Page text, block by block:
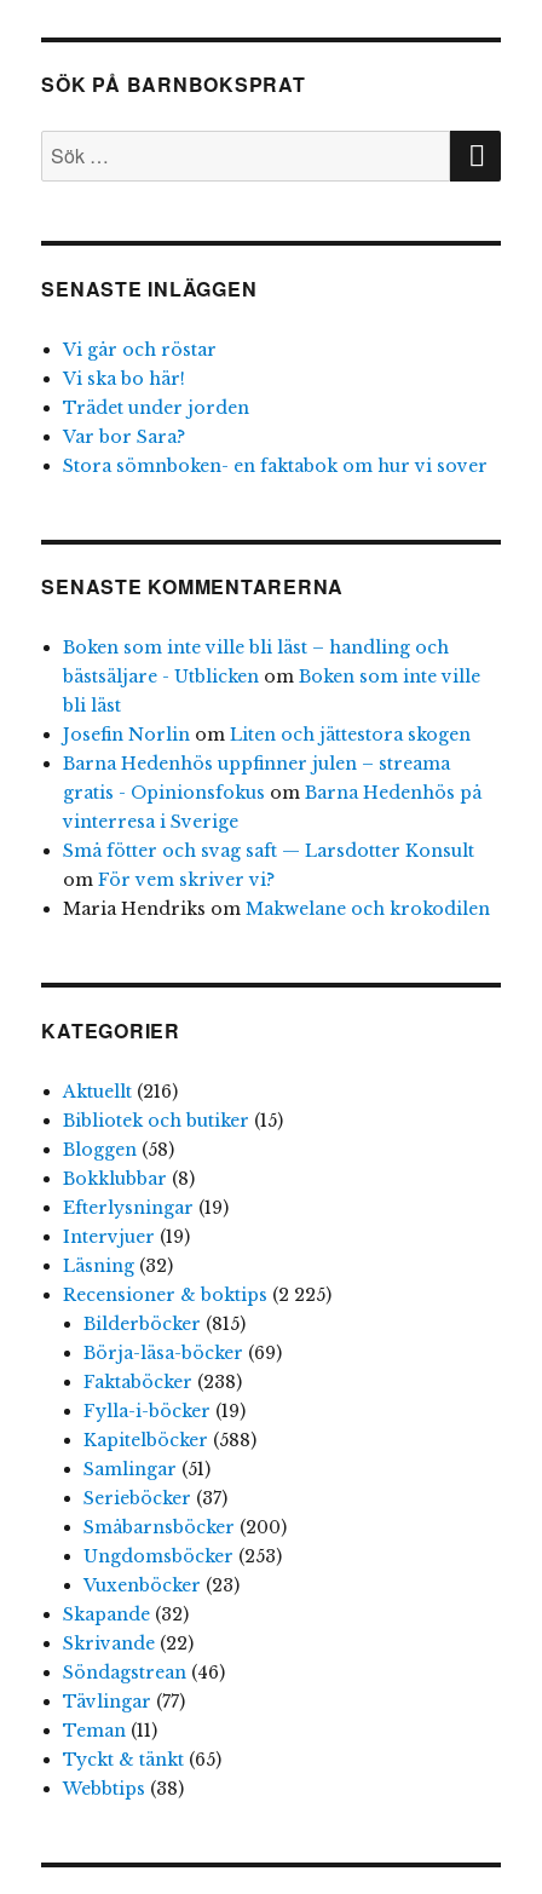
SÖK PÅ BARNBOKSPRAT
Sök
SENASTE INLÄGGEN
Vi går och röstar
Vi ska bo här!
Trädet under jorden
Var bor Sara?
Stora sömnboken- en faktabok om hur vi sover
SENASTE KOMMENTARERNA
Boken som inte ville bli läst – handling och
bästsäljare - Utblickenom Boken som inte ville
bli läst
Josefin Norlinom Liten och jättestora skogen
Barna Hedenhös uppfinner julen – streama
gratis - Opinionsfokus om Barna Hedenhös på
vinterresa i Sverige
Små fötter och svag saft — Larsdotter Konsult
om För vem skriver vi?
Maria Hendriks om Makwelane och krokodilen
KATEGORIER
Aktuellt(216)
Bibliotek och butiker (15)
Bloggen(58)
Bokklubbar (8)
Efterlysningar (19)
Intervjuer (19)
Läsning(32)
Recensioner & boktips (2 225)
Bilderböcker (815)
Börja-läsa-böcker (69)
Faktaböcker (238)
Fylla-i-böcker (19)
Kapitelböcker (588)
Samlingar (51)
Serieböcker (37)
Småbarnsböcker (200)
Ungdomsböcker (253)
Vuxenböcker (23)
Skapande(32)
Skrivande(22)
Söndagstrean(46)
Tävlingar (77)
Teman(11)
Tyckt & tänkt(65)
Webbtips (38)